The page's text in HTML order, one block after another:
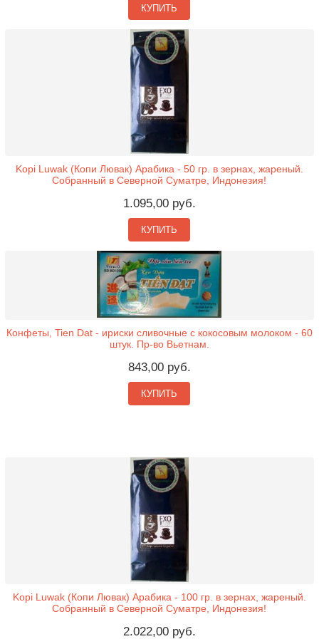
КУПИТЬ
Kopi Luwak (Копи Лювак) Арабика - 50 гр. в зернах, жареный.
Собранный в Северной Суматре, Индонезия!
1.095,00 руб.
КУПИТЬ
Конфеты, Tien Dat - ириски сливочные с кокосовым молоком - 60
штук. Пр-во Вьетнам.
843,00 руб.
КУПИТЬ
Kopi Luwak (Копи Лювак) Арабика - 100 гр. в зернах, жареный.
Собранный в Северной Суматре, Индонезия!
2.022,00 руб.